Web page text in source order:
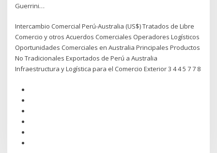
Guerrini…
Intercambio Comercial Perú-Australia (US$) Tratados de Libre
Comercio y otros Acuerdos Comerciales Operadores Logísticos
Oportunidades Comerciales en Australia Principales Productos
No Tradicionales Exportados de Perú a Australia
Infraestructura y Logística para el Comercio Exterior 3 4 4 5 7 7 8